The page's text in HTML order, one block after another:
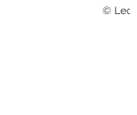
© Leo